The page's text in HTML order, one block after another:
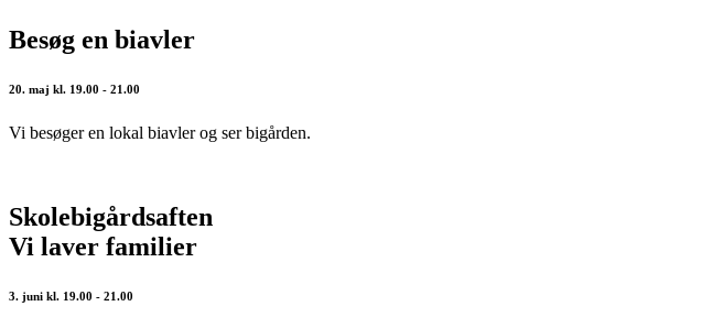
Besøg en biavler
20. maj kl. 19.00 - 21.00
Vi besøger en lokal biavler og ser bigården.
Skolebigårdsaften
Vi laver familier
3. juni kl. 19.00 - 21.00